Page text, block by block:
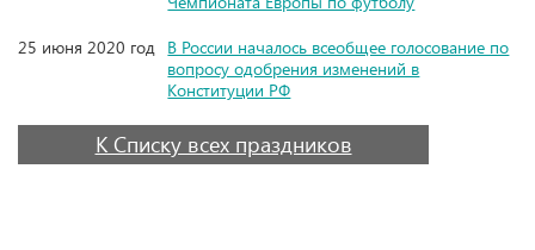
25 июня 2020 год В России началось всеобщее голосование по
вопросу одобрения изменений в
Конституции РФ
К Списку всех праздников